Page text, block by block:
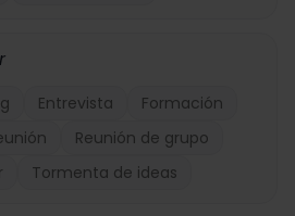
Entrevista
Formación
Reunión de grupo
Tormenta de ideas